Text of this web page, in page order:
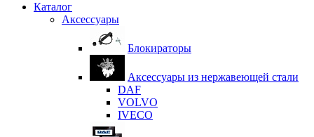
Каталог
Аксессуары
Блокираторы
Аксессуары из нержавеющей стали
DAF
VOLVO
IVECO